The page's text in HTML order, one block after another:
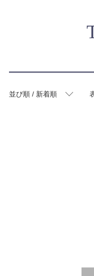
並び順 / 新着順